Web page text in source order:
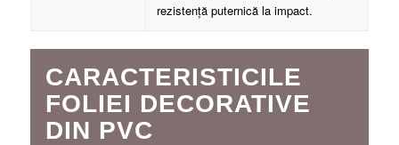
rezistență puternică la impact.
CARACTERISTICILE
FOLIEI DECORATIVE
DIN PVC